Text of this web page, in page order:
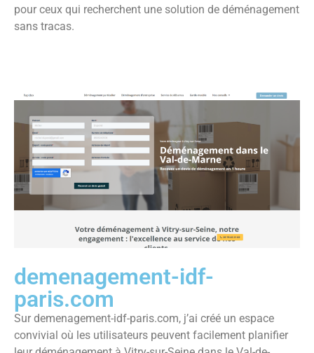
pour ceux qui recherchent une solution de déménagement
sans tracas.
demenagement-idf-
paris.com
Sur demenagement-idf-paris.com, j’ai créé un espace
convivial où les utilisateurs peuvent facilement planifier